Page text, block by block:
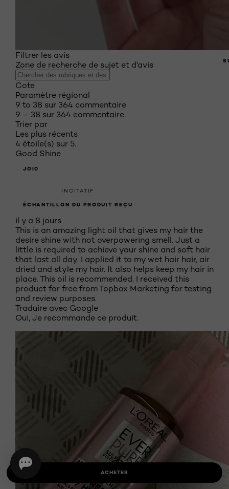
Filtrer les avis
Zone de recherche de sujet et d'avis
Cote
Paramètre régional
9 to 38 sur 364 commentaire
9 – 38 sur 364 commentaire
Trier par
Les plus récents
4 étoile(s) sur 5.
Good Shine
JOI0
INCITATIF
ÉCHANTILLON DU PRODUIT REÇU
il y a 8 jours
This is an amazing light oil that gives my hair the
desire shine with not overpowering smell. Just a
little is required to achieve your shine and soft hair
that last all day. I applied it to my wet hair hair, air
dried and style my hair. It also helps keep my hair in
place. This oil is recommended. I received this
product for free from Topbox Marketing for testing
and review purposes.
Traduire avec Google
Oui, Je recommande ce produit.
ACHETER